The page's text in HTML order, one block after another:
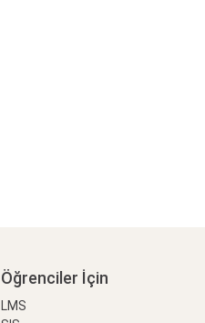
Öğrenciler İçin
LMS